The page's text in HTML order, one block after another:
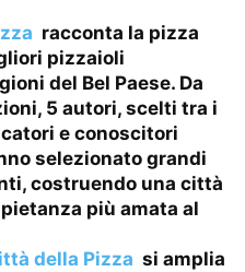
racconta la pizza
pizzaioli
del Bel Paese. Da
5 autori, scelti tra i
e conoscitori
selezionato grandi
costruendo una città
più amata al
della Pizza si amplia